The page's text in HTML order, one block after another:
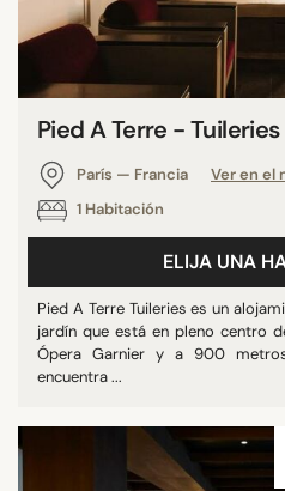
Pied A Terre - Tuileries
París — Francia
Ver en el
1 Habitación
ELIJA UNA
Pied A Terre Tuileries es un
jardín que está en pleno centro
Ópera Garnier y a 900
encuentra ...